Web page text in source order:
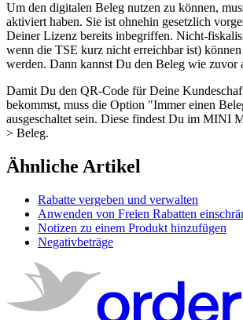
Um den digitalen Beleg nutzen zu können,
aktiviert haben. Sie ist ohnehin gesetzlich
Deiner Lizenz bereits inbegriffen. Nicht-
wenn die TSE kurz nicht erreichbar ist) können
werden. Dann kannst Du den Beleg wie zuvor
Damit Du den QR-Code für Deine
bekommst, muss die Option "Immer einen
ausgeschaltet sein. Diese findest Du im MINI
> Beleg.
Ähnliche Artikel
Rabatte vergeben und verwalten
Anwenden von Freien Rabatten
Notizen zu einem Produkt hinzufügen
Negativbeträge